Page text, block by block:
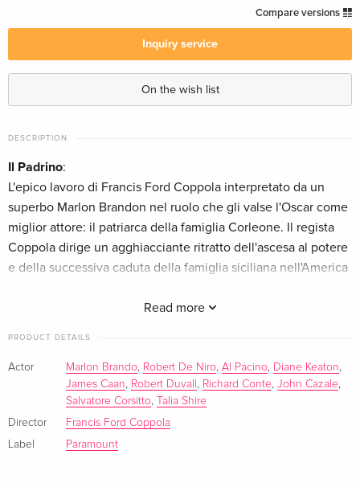
CHF 39.50
English · UK Version
English · US Version
50th Anniversary Edition, 3 DVDs
German
CHF 27.50
Remastered, 5 DVDs
Standard edition
Steelbook, 5 DVDs
Compare versions
Inquiry service
On the wish list
DESCRIPTION
Read more
Il Padrino:
L'epico lavoro di Francis Ford Coppola interpretato da un
superbo Marlon Brandon nel ruolo che gli valse l'Oscar come
miglior attore: il patriarca della famiglia Corleone. Il regista
Coppola dirige un agghiacciante ritratto dell'ascesa al potere
e della successiva caduta della famiglia siciliana nell'America
equilibrando magistralmente il racconto della vita privata dei
ascesa nella loro carriera come Al Pacino, James Caan e
Robert Duvall, questo scottante e intelligente film ha ricevuto
dieci nomination all'Oscar vincendone tre, compreso quello
per il Miglior film del 1972.
PRODUCT DETAILS
Actor Marlon Brando, Robert De Niro, Al Pacino, Diane Keaton,
James Caan, Robert Duvall , Richard Conte, John Cazale,
Salvatore Corsitto,
Talia Shire
Director
Francis Ford Coppola
Label
Paramount